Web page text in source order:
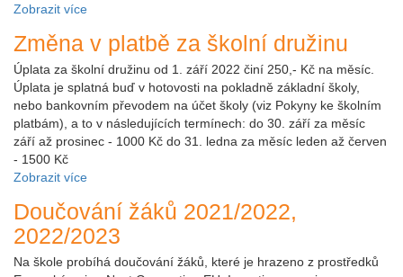
Zobrazit více
Změna v platbě za školní družinu
Úplata za školní družinu od 1. září 2022 činí 250,- Kč na měsíc.
Úplata je splatná buď v hotovosti na pokladně základní školy,
nebo bankovním převodem na účet školy (viz Pokyny ke školním
platbám), a to v následujících termínech: do 30. září za měsíc
září až prosinec - 1000 Kč do 31. ledna za měsíc leden až červen
- 1500 Kč
Zobrazit více
Doučování žáků 2021/2022,
2022/2023
Na škole probíhá doučování žáků, které je hrazeno z prostředků